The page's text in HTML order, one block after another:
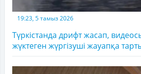
19:23, 5 тамыз 2026
Түркістанда дрифт жасап,
жүктеген жүргізуші жауапқа